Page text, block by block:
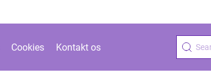
Cookies Kontakt os